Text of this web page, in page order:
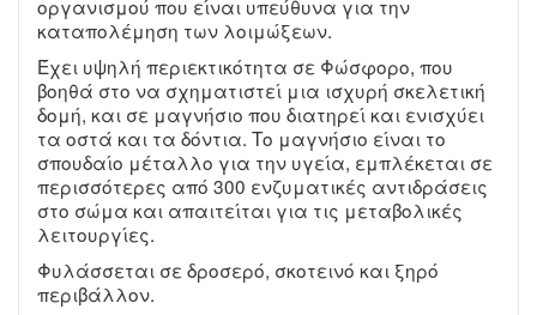
οργανισμού που είναι υπεύθυνα για την
καταπολέμηση των λοιμώξεων.
Έχει υψηλή περιεκτικότητα σε Φώσφορο, που
βοηθά στο να σχηματιστεί μια ισχυρή σκελετική
δομή, και σε μαγνήσιο που διατηρεί και ενισχύει
τα οστά και τα δόντια. Το μαγνήσιο είναι το
σπουδαίο μέταλλο για την υγεία, εμπλέκεται σε
περισσότερες από 300 ενζυματικές αντιδράσεις
στο σώμα και απαιτείται για τις μεταβολικές
λειτουργίες.
Φυλάσσεται σε δροσερό, σκοτεινό και ξηρό
περιβάλλον.